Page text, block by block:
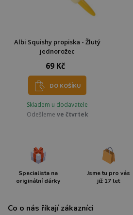
Albi Squishy propiska - Žlutý
jednorožec
69 Kč
DO KOŠÍKU
Skladem u dodavatele
Odešleme ve čtvrtek
Specialista na
originální dárky
Jsme tu pro vás
již 17 let
Co o nás říkají zákazníci